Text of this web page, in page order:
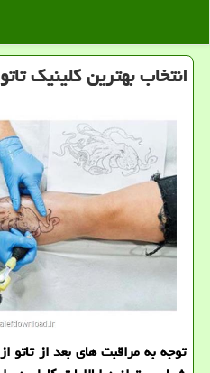
انتخاب بهترین کلینیک
توجه به مراقبت های بعد از تاتو